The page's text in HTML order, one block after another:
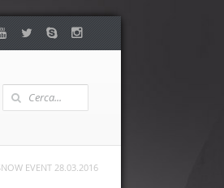
EVENT 28.03.2016